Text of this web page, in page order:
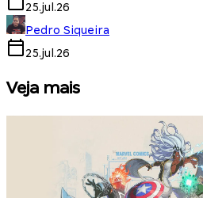
25.jul.26
Pedro Siqueira
25.jul.26
Veja mais